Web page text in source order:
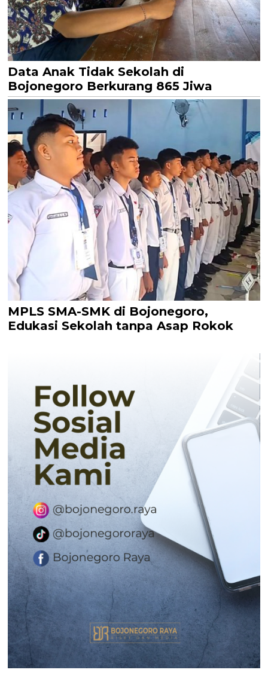
Data Anak Tidak Sekolah di
Bojonegoro Berkurang 865 Jiwa
MPLS SMA-SMK di Bojonegoro,
Edukasi Sekolah tanpa Asap Rokok